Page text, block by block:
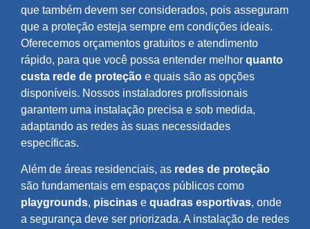
que também devem ser considerados, pois asseguram
que a proteção esteja sempre em condições ideais.
Oferecemos orçamentos gratuitos e atendimento
rápido, para que você possa entender melhor quanto
custa rede de proteção e quais são as opções
disponíveis. Nossos instaladores profissionais
garantem uma instalação precisa e sob medida,
adaptando as redes às suas necessidades
específicas.
Além de áreas residenciais, as redes de proteção
são fundamentais em espaços públicos como
playgrounds, piscinas e quadras esportivas, onde
a segurança deve ser priorizada. A instalação de redes